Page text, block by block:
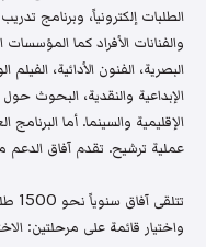
الطلبات إلكترونياً، وبرنامج
والفنانات الأفراد كما المؤسسات
البصرية، الفنون الأدائية، الفيلم
الإبداعية والنقدية، البحوث
الإقليمية والسينما. أما
عملية ترشيح. تقدم آفاق
واختيار قائمة على مرحلتين: